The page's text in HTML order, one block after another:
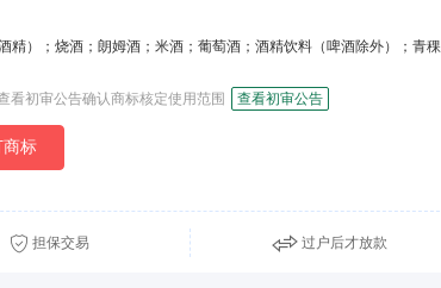
精）；烧酒；朗姆酒；米酒；葡萄酒；酒精饮料（啤酒除外）；青稞
看初审公告确认商标核定使用范围 查看初审公告
标
担保交易 过户后才放款